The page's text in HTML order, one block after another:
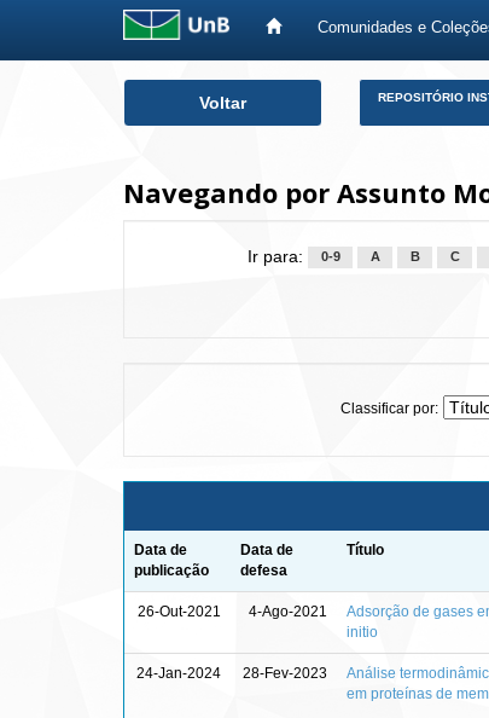
Comunidades e
Voltar REPOSITÓRIO
Navegando por Assunto
Ir para: 0-9 A B C
Classificar por:
Data de
publicação
Data de
defesa
Título
26-Out-2021 4-Ago-2021
Adsorção de gases
initio
24-Jan-2024 28-Fev-2023
Análise
em proteínas de